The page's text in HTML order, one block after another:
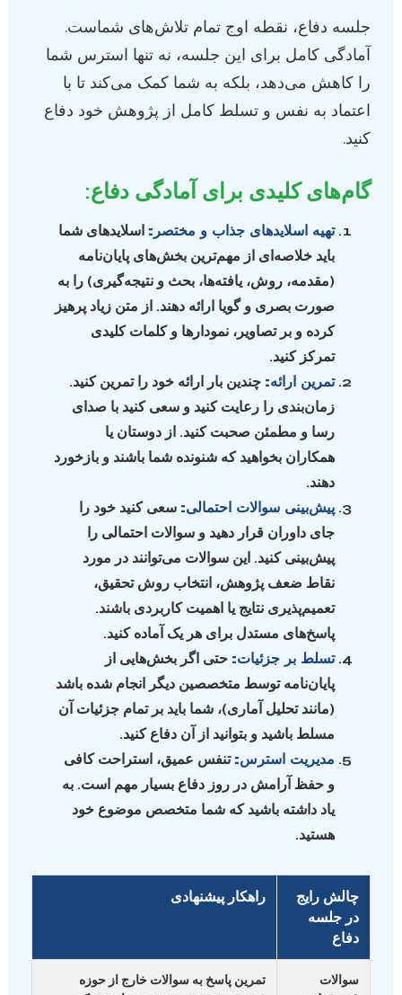
جلسه دفاع، نقطه اوج تمام تلاش‌های شماست.
آمادگی کامل برای این جلسه، نه تنها استرس شما
را کاهش می‌دهد، بلکه به شما کمک می‌کند تا با
اعتماد به نفس و تسلط کامل از پژوهش خود دفاع
کنید.
گام‌های کلیدی برای آمادگی دفاع:
تهیه اسلاید‌های جذاب و مختصر: اسلایدهای شما
باید خلاصه‌ای از مهم‌ترین بخش‌های پایان‌نامه
(مقدمه، روش، یافته‌ها، بحث و نتیجه‌گیری) را به
صورت بصری و گویا ارائه دهند. از متن زیاد پرهیز
کرده و بر تصاویر، نمودارها و کلمات کلیدی
تمرکز کنید.
تمرین ارائه: چندین بار ارائه خود را تمرین کنید.
زمان‌بندی را رعایت کنید و سعی کنید با صدای
رسا و مطمئن صحبت کنید. از دوستان یا
همکاران بخواهید که شنونده شما باشند و بازخورد
دهند.
پیش‌بینی سوالات احتمالی: سعی کنید خود را
جای داوران قرار دهید و سوالات احتمالی را
پیش‌بینی کنید. این سوالات می‌توانند در مورد
نقاط ضعف پژوهش، انتخاب روش تحقیق،
تعمیم‌پذیری نتایج یا اهمیت کاربردی باشند.
پاسخ‌های مستدل برای هر یک آماده کنید.
تسلط بر جزئیات: حتی اگر بخش‌هایی از
پایان‌نامه توسط متخصصین دیگر انجام شده باشد
(مانند تحلیل آماری)، شما باید بر تمام جزئیات آن
مسلط باشید و بتوانید از آن دفاع کنید.
مدیریت استرس: تنفس عمیق، استراحت کافی
و حفظ آرامش در روز دفاع بسیار مهم است. به
یاد داشته باشید که شما متخصص موضوع خود
هستید.
چالش رایج
در جلسه
دفاع
راهکار پیشنهادی
سوالات
تمرین پاسخ به سوالات خارج از حوزه